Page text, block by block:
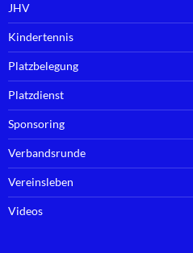
JHV
Kindertennis
Platzbelegung
Platzdienst
Sponsoring
Verbandsrunde
Vereinsleben
Videos